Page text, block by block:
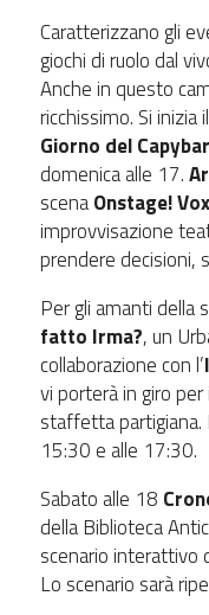
Caratterizzano gli
giochi di ruolo dal
Anche in questo
ricchissimo. Si
Giorno del
domenica alle 17.
scenaOnstage!
improvvisazione
prendere decisioni,
Per gli amanti della
fatto Irma?, un
collaborazione con l’
vi porterà in giro
staffetta partigiana.
15:30 e alle 17:30.
Sabato alle 18
della Biblioteca
scenario interattivo
Lo scenario sarà